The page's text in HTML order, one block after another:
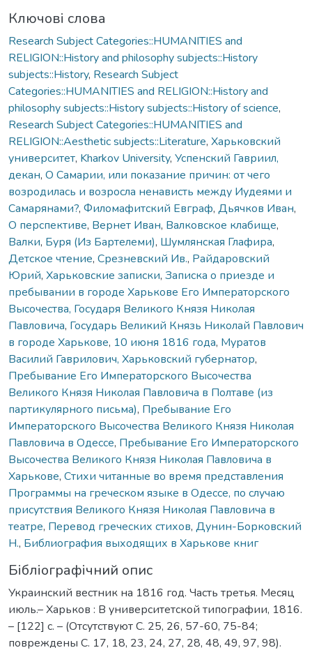
Ключові слова
Research Subject Categories::HUMANITIES and
RELIGION::History and philosophy subjects::History
subjects::History, Research Subject
Categories::HUMANITIES and RELIGION::History and
philosophy subjects::History subjects::History of science,
Research Subject Categories::HUMANITIES and
RELIGION::Aesthetic subjects::Literature, Харьковский
университет, Kharkov University, Успенский Гавриил,
декан, О Самарии, или показание причин: от чего
возродилась и возросла ненависть между Иудеями и
Самарянами?, Филомафитский Евграф, Дьячков Иван,
О перспективе, Вернет Иван, Валковское клабище,
Валки, Буря (Из Бартелеми), Шумлянская Глафира,
Детское чтение, Срезневский Ив., Райдаровский
Юрий, Харьковские записки, Записка о приезде и
пребывании в городе Харькове Его Императорского
Высочества, Государя Великого Князя Николая
Павловича, Государь Великий Князь Николай Павлович
в городе Харькове, 10 июня 1816 года, Муратов
Василий Гаврилович, Харьковский губернатор,
Пребывание Его Императорского Высочества
Великого Князя Николая Павловича в Полтаве (из
партикулярного письма), Пребывание Его
Императорского Высочества Великого Князя Николая
Павловича в Одессе, Пребывание Его Императорского
Высочества Великого Князя Николая Павловича в
Харькове, Стихи читанные во время представления
Программы на греческом языке в Одессе, по случаю
присутствия Великого Князя Николая Павловича в
театре, Перевод греческих стихов, Дунин-Борковский
Н., Библиография выходящих в Харькове книг
Бібліографічний опис
Украинский вестник на 1816 год. Часть третья. Месяц
июль.– Харьков : В университетской типографии, 1816.
– [122] с. – (Отсутствуют С. 25, 26, 57-60, 75-84;
повреждены С. 17, 18, 23, 24, 27, 28, 48, 49, 97, 98).